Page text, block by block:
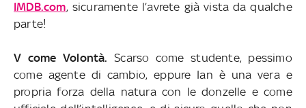
IMDB.com, sicuramente l’avrete già vista da qualche
parte!
V come Volontà. Scarso come studente, pessimo
come agente di cambio, eppure Ian è una vera e
propria forza della natura con le donzelle e come